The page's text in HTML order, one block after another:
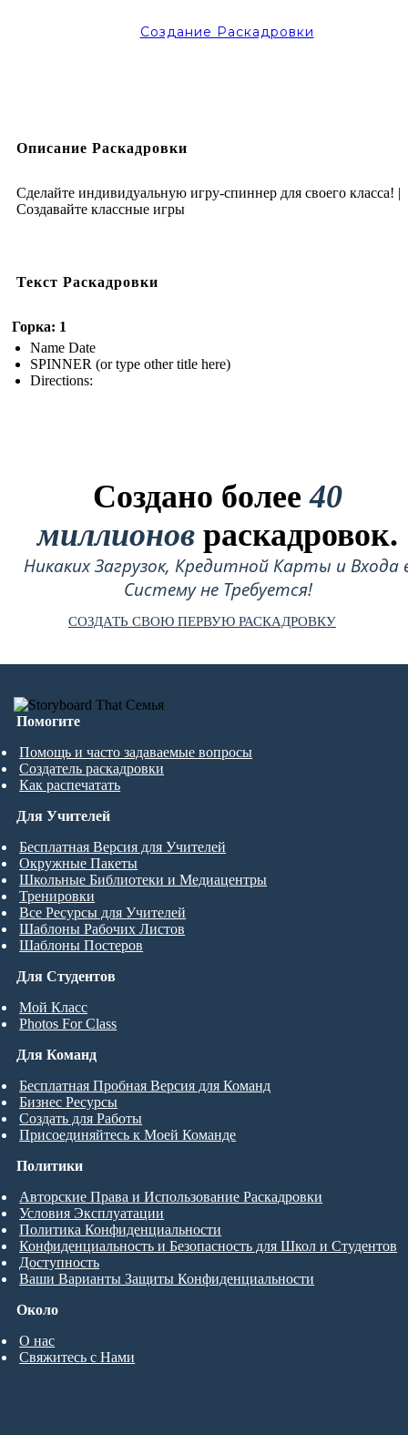
Создание Раскадровки
Описание Раскадровки
Сделайте индивидуальную игру-спиннер для своего класса! |
Создавайте классные игры
Текст Раскадровки
Горка: 1
Name Date
SPINNER (or type other title here)
Directions:
Создано более40
миллионов раскадровок.
Никаких Загрузок, Кредитной Карты и Входа
Систему не Требуется!
СОЗДАТЬ СВОЮ ПЕРВУЮ РАСКАДРОВКУ
Помогите
Помощь и часто задаваемые вопросы
Создатель раскадровки
Как распечатать
Для Студентов
Мой Класс
Photos For Class
Для Учителей
Бесплатная Версия для Учителей
Окружные Пакеты
Школьные Библиотеки и Медиацентры
Тренировки
Все Ресурсы для Учителей
Шаблоны Рабочих Листов
Шаблоны Постеров
Для Команд
Бесплатная Пробная Версия для Команд
Бизнес Ресурсы
Создать для Работы
Присоединяйтесь к Моей Команде
Около
О нас
Свяжитесь с Нами
Политики
Авторские Права и Использование Раскадровки
Условия Эксплуатации
Политика Конфиденциальности
Конфиденциальность и Безопасность для Школ и Студентов
Доступность
Ваши Варианты Защиты Конфиденциальности